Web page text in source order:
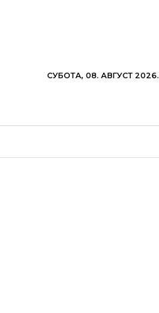
СУБОТА, 08. АВГУСТ 2026.